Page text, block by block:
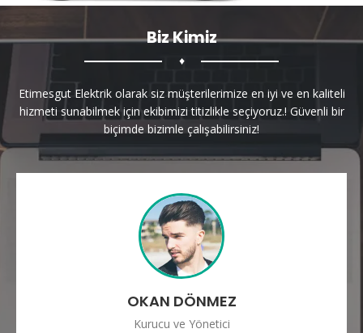
Biz Kimiz
♦
Etimesgut Elektrik olarak siz müşterilerimize en iyi ve en kaliteli
hizmeti sunabilmek için ekibimizi titizlikle seçiyoruz.! Güvenli bir
biçimde bizimle çalışabilirsiniz!
OKAN DÖNMEZ
Kurucu ve Yönetici